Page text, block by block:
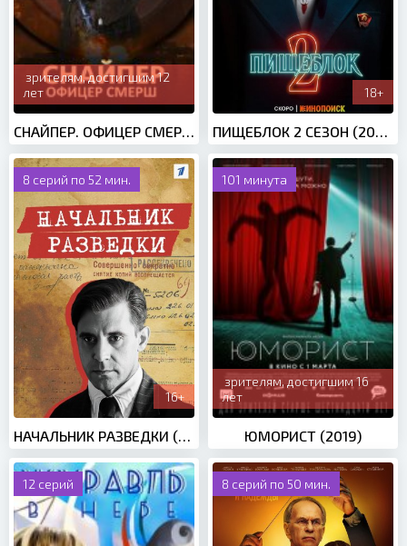
зрителям, достигшим 12
лет
СНАЙПЕР. ОФИЦЕР СМЕРШ (2020)
18+
ПИЩЕБЛОК 2 СЕЗОН (2023)
8 серий по 52 мин.
16+
НАЧАЛЬНИК РАЗВЕДКИ (2022)
101 минута
зрителям, достигшим 16
лет
ЮМОРИСТ (2019)
12 серий 8 серий по 50 мин.